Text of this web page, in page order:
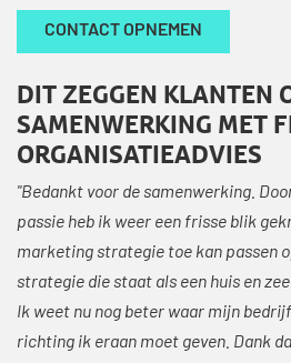
CONTACT OPNEMEN
DIT ZEGGEN KLANTEN
SAMENWERKING MET
ORGANISATIEADVIES
"Bedankt voor de samenwerking.
passie heb ik weer een frisse blik
marketing strategie toe kan passen
strategie die staat als een huis en
Ik weet nu nog beter waar mijn
richting ik eraan moet geven. Dank